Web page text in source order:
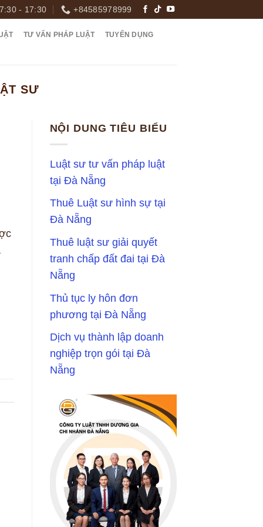
- 17:30 +84585978999
TƯ VẤN PHÁP LUẬT TUYỂN DỤNG
SƯ
NỘI DUNG TIÊU BIỂU
Luật sư tư vấn pháp luật
tại Đà Nẵng
Thuê Luật sư hình sự tại
Đà Nẵng
Thuê luật sư giải quyết
tranh chấp đất đai tại Đà
Nẵng
Thủ tục ly hôn đơn
phương tại Đà Nẵng
Dịch vụ thành lập doanh
nghiệp trọn gói tại Đà
Nẵng